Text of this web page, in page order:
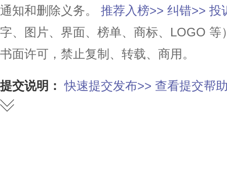
通知和删除义务。
推荐入榜>> 纠错>> 投
字、图片、界面、榜单、商标、LOGO
书面许可，禁止复制、转载、商用。
提交说明： 快速提交发布>> 查看提交帮